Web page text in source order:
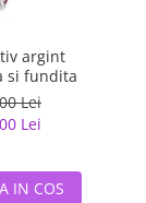
argint
si fundita
Lei
Lei
IN COS